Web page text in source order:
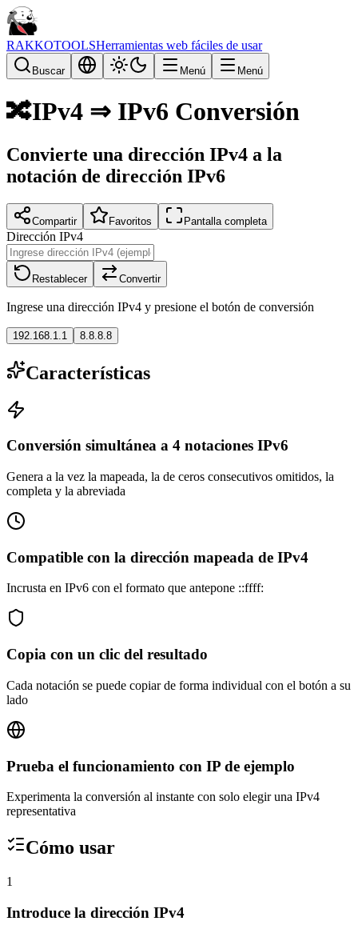
RAKKOTOOLSHerramientas web fáciles de usar
Buscar Menú Menú
🔀IPv4 ⇒ IPv6 Conversión
Convierte una dirección IPv4 a la
notación de dirección IPv6
Compartir Favoritos Pantalla completa
Dirección IPv4
Restablecer Convertir
Ingrese una dirección IPv4 y presione el botón de conversión
192.168.1.1 8.8.8.8
Características
Conversión simultánea a 4 notaciones IPv6
Genera a la vez la mapeada, la de ceros consecutivos omitidos, la
completa y la abreviada
Compatible con la dirección mapeada de IPv4
Incrusta en IPv6 con el formato que antepone ::ffff:
Copia con un clic del resultado
Cada notación se puede copiar de forma individual con el botón a su
lado
Prueba el funcionamiento con IP de ejemplo
Experimenta la conversión al instante con solo elegir una IPv4
representativa
Cómo usar
1
Introduce la dirección IPv4